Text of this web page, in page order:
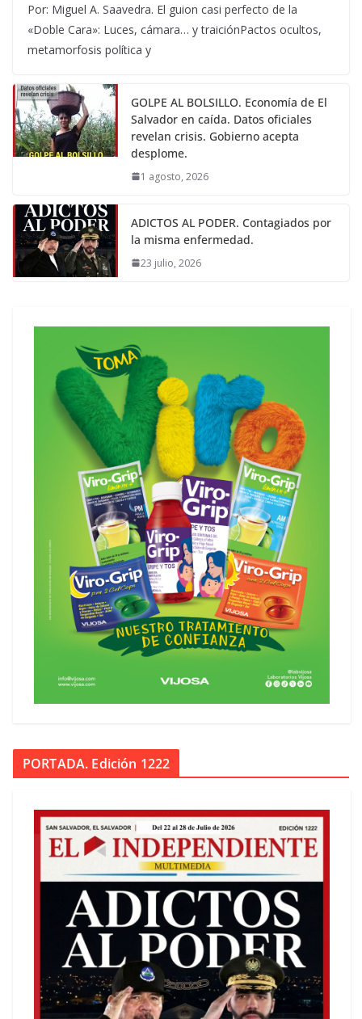
Por: Miguel A. Saavedra. El guion casi perfecto de la
«Doble Cara»: Luces, cámara… y traiciónPactos ocultos,
metamorfosis política y
GOLPE AL BOLSILLO. Economía de El
Salvador en caída. Datos oficiales
revelan crisis. Gobierno acepta
desplome.
1 agosto, 2026
ADICTOS AL PODER. Contagiados por
la misma enfermedad.
23 julio, 2026
PORTADA. Edición 1222